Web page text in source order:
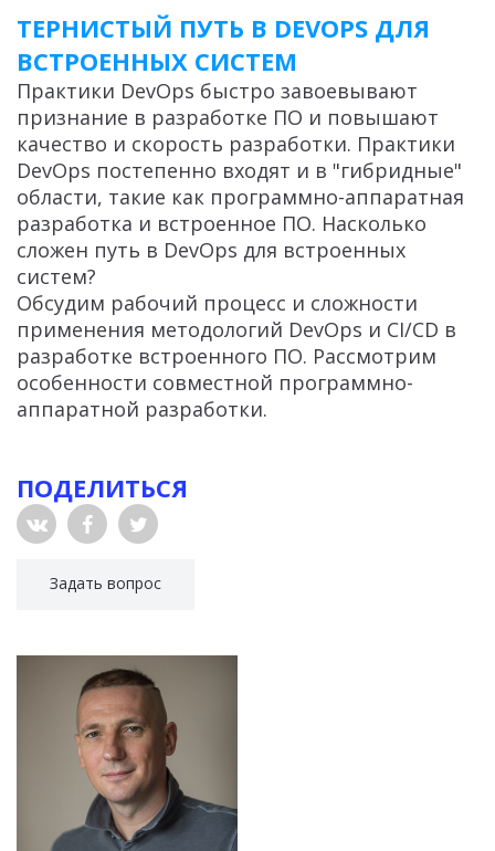
ТЕРНИСТЫЙ ПУТЬ В DEVOPS ДЛЯ
ВСТРОЕННЫХ СИСТЕМ
Практики DevOps быстро завоевывают
признание в разработке ПО и повышают
качество и скорость разработки. Практики
DevOps постепенно входят и в "гибридные"
области, такие как программно-аппаратная
разработка и встроенное ПО. Насколько
сложен путь в DevOps для встроенных
систем?
Обсудим рабочий процесс и сложности
применения методологий DevOps и CI/CD в
разработке встроенного ПО. Рассмотрим
особенности совместной программно-
аппаратной разработки.
ПОДЕЛИТЬСЯ
Задать вопрос